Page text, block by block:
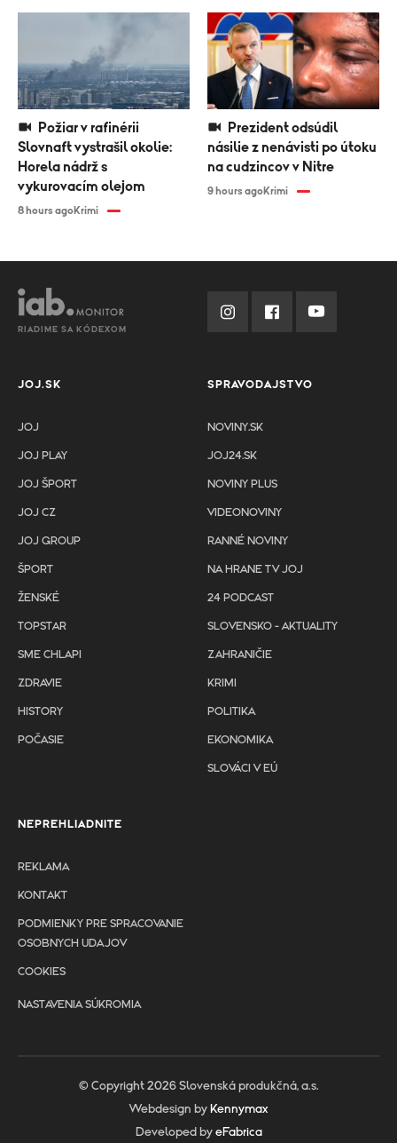
Slovnaft vystrašil okolie:
Horela nádrž s
vykurovacím olejom
8 hours agoKrimi
násilie z nenávisti po útoku
na cudzincov v Nitre
9 hours agoKrimi
RIADIME SA KÓDEXOM
JOJ.SK
JOJ
JOJ PLAY
JOJ ŠPORT
JOJ CZ
JOJ GROUP
ŠPORT
ŽENSKÉ
TOPSTAR
SME CHLAPI
ZDRAVIE
HISTORY
POČASIE
SPRAVODAJSTVO
NOVINY.SK
JOJ24.SK
NOVINY PLUS
VIDEONOVINY
RANNÉ NOVINY
NA HRANE TV JOJ
24 PODCAST
SLOVENSKO - AKTUALITY
ZAHRANIČIE
KRIMI
POLITIKA
EKONOMIKA
SLOVÁCI V EÚ
NEPREHLIADNITE
REKLAMA
KONTAKT
PODMIENKY PRE SPRACOVANIE
OSOBNYCH UDAJOV
COOKIES
NASTAVENIA SÚKROMIA
© Copyright 2026 Slovenská produkčná, a.s.
Webdesign by Kennymax
Developed by eFabrica